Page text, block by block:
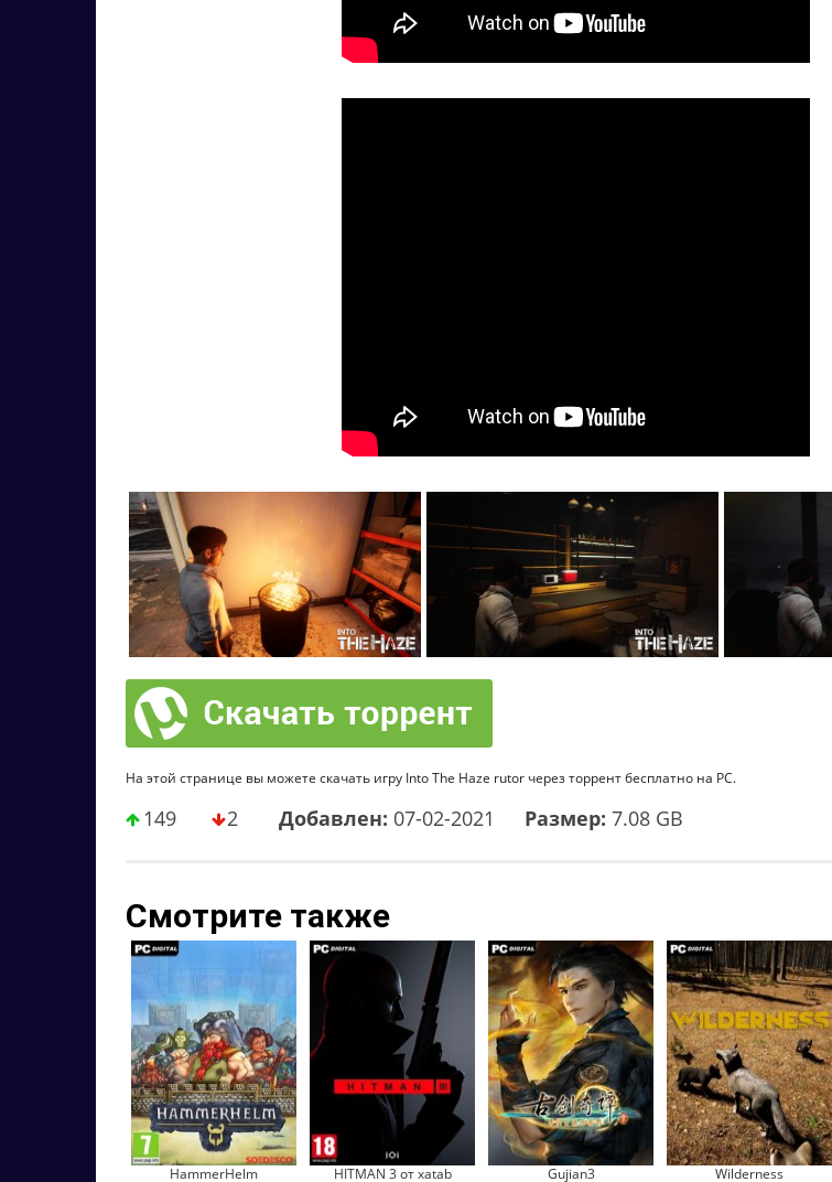
На этой странице вы можете скачать игру Into The Haze rutor через торрент бесплатно на PC.
149 2 Добавлен: 07-02-2021 Размер: 7.08 GB
Смотрите также
HammerHelm HITMAN 3 от xatab Gujian3 Wilderness